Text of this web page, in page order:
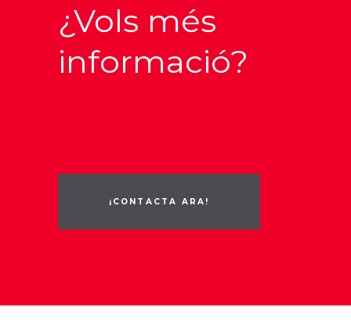
¿Vols més
informació?
¡CONTACTA ARA!